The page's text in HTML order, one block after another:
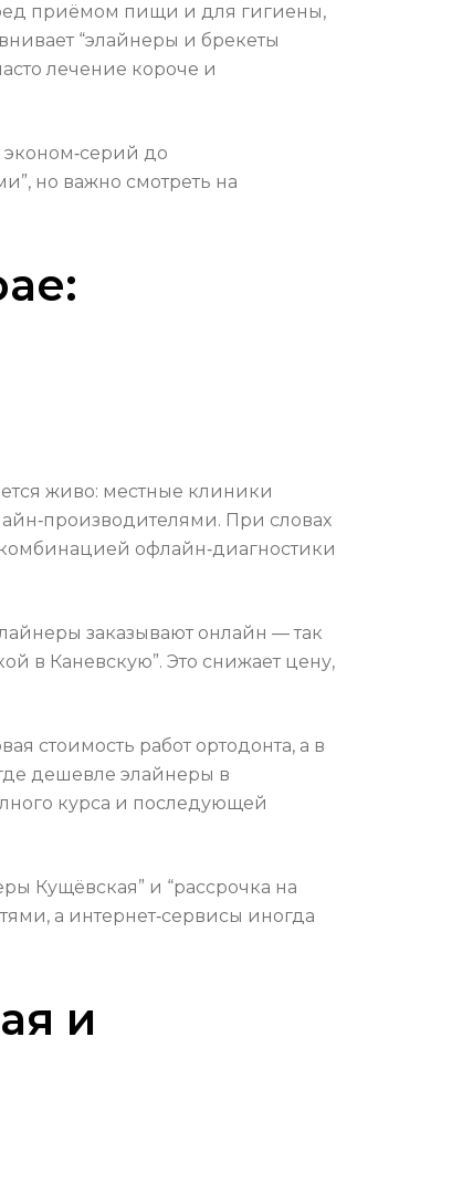
приёмом пищи и для гигиены,
“элайнеры и брекеты
лечение короче и
эконом‑серий до
но важно смотреть на
живо: местные клиники
При словах
офлайн‑диагностики
заказывают онлайн — так
в Каневскую”. Это снижает цену,
стоимость работ ортодонта, а в
дешевле элайнеры в
курса и последующей
Кущёвская” и “рассрочка на
а интернет‑сервисы иногда
и